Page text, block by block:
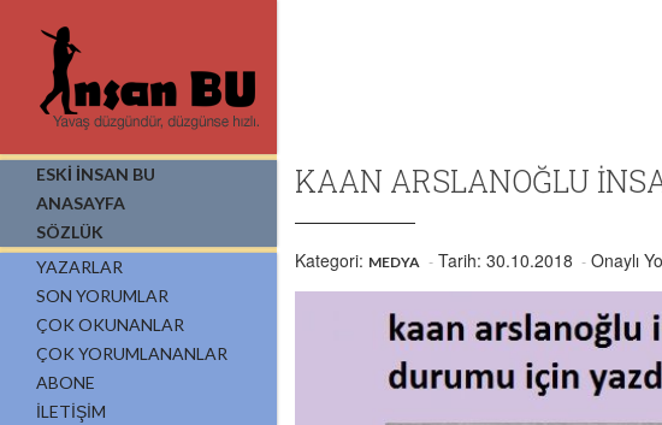
ESKİ İNSAN BU
ANASAYFA
SÖZLÜK
YAZARLAR
SON YORUMLAR
ÇOK OKUNANLAR
ÇOK YORUMLANANLAR
ABONE
İLETIŞIM
KAAN ARSLANOĞLU
Kategori: MEDYA Tarih: 30.10.2018 Onaylı